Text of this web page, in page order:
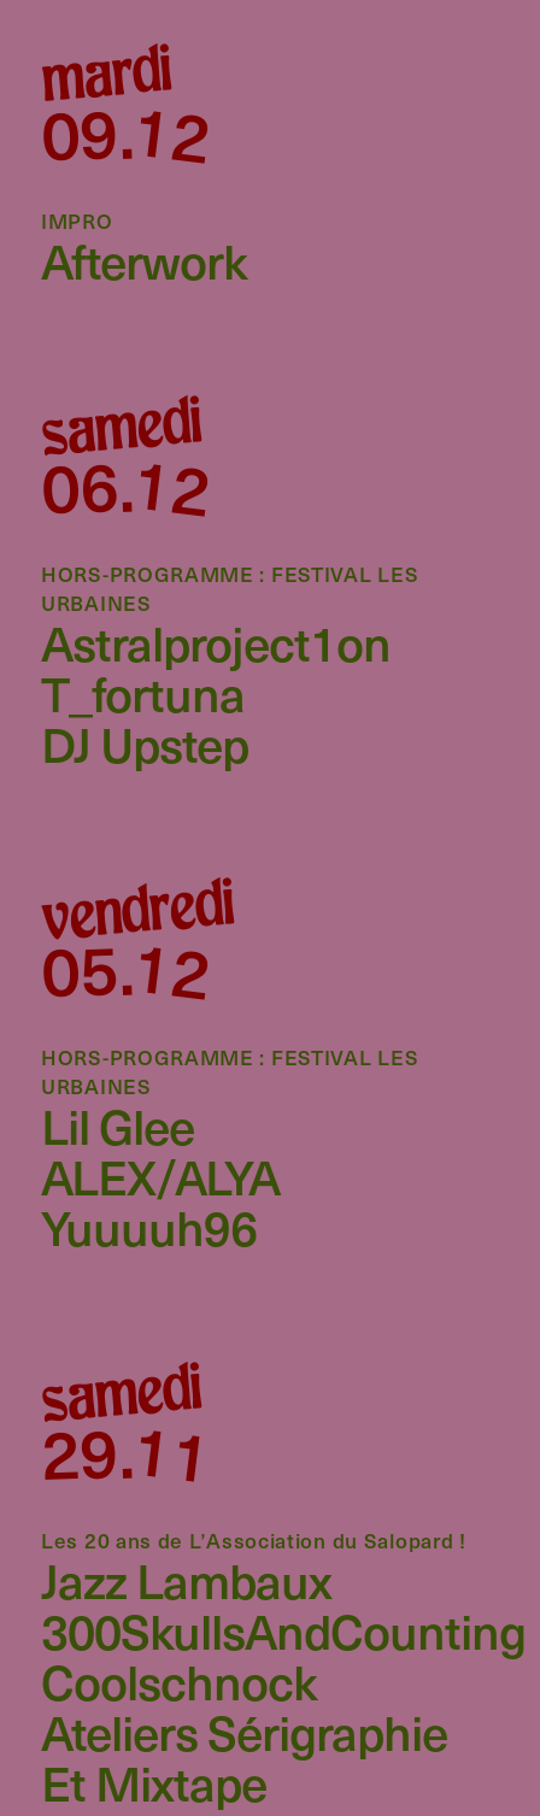
mardi
12
.
09
IMPRO
Afterwork
samedi
12
.
06
HORS-PROGRAMME : FESTIVAL LES
URBAINES
Astralproject1on
T_fortuna
DJ Upstep
vendredi
12
.
05
HORS-PROGRAMME : FESTIVAL LES
URBAINES
Lil Glee
ALEX/ALYA
Yuuuuh96
samedi
11
.
29
Les 20 ans de L’Association du Salopard !
Jazz Lambaux
300SkullsAndCounting
Coolschnock
Ateliers Sérigraphie
Et Mixtape